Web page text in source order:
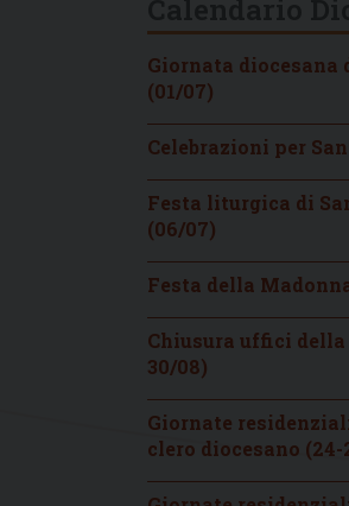
Giornata
(01/07)
Celebrazioni per
Festa liturgica di
(06/07)
Festa della
Chiusura uffici della
30/08)
Giornate
clero diocesano (24-